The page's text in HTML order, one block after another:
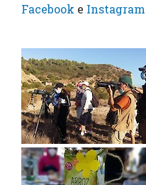
Facebook e Instagram